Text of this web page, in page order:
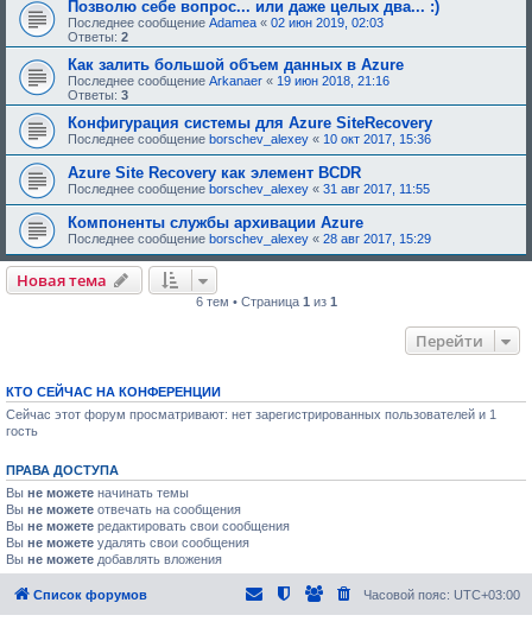
Позволю себе вопрос... или даже целых два... :)
Последнее сообщение Adamea « 02 июн 2019, 02:03
Ответы: 2
Как залить большой объем данных в Azure
Последнее сообщение Arkanaer « 19 июн 2018, 21:16
Ответы: 3
Конфигурация системы для Azure SiteRecovery
Последнее сообщение borschev_alexey « 10 окт 2017, 15:36
Azure Site Recovery как элемент BCDR
Последнее сообщение borschev_alexey « 31 авг 2017, 11:55
Компоненты службы архивации Azure
Последнее сообщение borschev_alexey « 28 авг 2017, 15:29
Новая тема
6 тем • Страница 1 из 1
Перейти
КТО СЕЙЧАС НА КОНФЕРЕНЦИИ
Сейчас этот форум просматривают: нет зарегистрированных пользователей и 1
гость
ПРАВА ДОСТУПА
Вы не можете начинать темы
Вы не можете отвечать на сообщения
Вы не можете редактировать свои сообщения
Вы не можете удалять свои сообщения
Вы не можете добавлять вложения
Список форумов Часовой пояс: UTC+03:00